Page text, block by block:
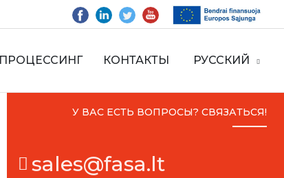
ПРОЦЕССИНГ КОНТАКТЫ РУССКИЙ
У ВАС ЕСТЬ ВОПРОСЫ? СВЯЗАТЬСЯ!
sales@fasa.lt